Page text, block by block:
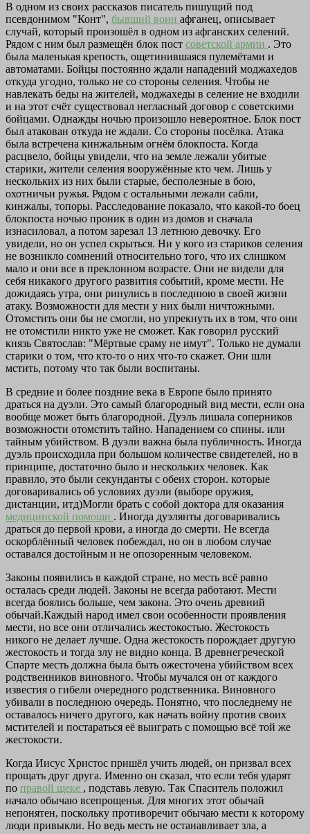
В одном из своих рассказов писатель пишущий под
псевдонимом "Конт", бывший воин афганец, описывает
случай, который произошёл в одном из афганских селений.
Рядом с ним был размещён блок пост советской армии . Это
была маленькая крепость, ощетинившаяся пулемётами и
автоматами. Бойцы постоянно ждали нападений моджахедов
откуда угодно, только не со стороны селения. Чтобы не
навлекать беды на жителей, моджахеды в селение не входили
и на этот счёт существовал негласный договор с советскими
бойцами. Однажды ночью произошло невероятное. Блок пост
был атакован откуда не ждали. Со стороны посёлка. Атака
была встречена кинжальным огнём блокпоста. Когда
расцвело, бойцы увидели, что на земле лежали убитые
старики, жители селения вооружённые кто чем. Лишь у
нескольких из них были старые, бесполезные в бою,
охотничьи ружья. Рядом с остальными лежали сабли,
кинжалы, топоры. Расследование показало, что какой-то боец
блокпоста ночью проник в один из домов и сначала
изнасиловал, а потом зарезал 13 летнюю девочку. Его
увидели, но он успел скрыться. Ни у кого из стариков селения
не возникло сомнений относительно того, что их слишком
мало и они все в преклонном возрасте. Они не видели для
себя никакого другого развития событий, кроме мести. Не
дожидаясь утра, они ринулись в последнюю в своей жизни
атаку. Возможности для мести у них были ничтожными.
Отомстить они бы не смогли, но упрекнуть их в том, что они
не отомстили никто уже не сможет. Как говорил русский
князь Святослав: "Мёртвые сраму не имут". Только не думали
старики о том, что кто-то о них что-то скажет. Они шли
мстить, потому что так были воспитаны.
В средние и более поздние века в Европе было принято
драться на дуэли. Это самый благородный вид мести, если она
вообще может быть благородной. Дуэль лишала соперников
возможности отомстить тайно. Нападением со спины. или
тайным убийством. В дуэли важна была публичность. Иногда
дуэль происходила при большом количестве свидетелей, но в
принципе, достаточно было и нескольких человек. Как
правило, это были секунданты с обеих сторон. которые
договаривались об условиях дуэли (выборе оружия,
дистанции, итд)Могли брать с собой доктора для оказания
медицинской помощи . Иногда дуэлянты договаривались
драться до первой крови, а иногда до смерти. Не всегда
оскорблённый человек побеждал, но он в любом случае
оставался достойным и не опозоренным человеком.
Законы появились в каждой стране, но месть всё равно
осталась среди людей. Законы не всегда работают. Мести
всегда боялись больше, чем закона. Это очень древний
обычай.Каждый народ имел свои особенности проявления
мести, но все они отличались жестокостью. Жестокость
никого не делает лучше. Одна жестокость порождает другую
жестокость и тогда злу не видно конца. В древнегреческой
Спарте месть должна была быть ожесточена убийством всех
родственников виновного. Чтобы мучался он от каждого
известия о гибели очередного родственника. Виновного
убивали в последнюю очередь. Понятно, что последнему не
оставалось ничего другого, как начать войну против своих
мстителей и постараться её выиграть с помощью всё той же
жестокости.
Когда Иисус Христос пришёл учить людей, он призвал всех
прощать друг друга. Именно он сказал, что если тебя ударят
по правой щеке , подставь левую. Так Спаситель положил
начало обычаю всепрощенья. Для многих этот обычай
непонятен, поскольку противоречит обычаю мести к которому
люди привыкли. Но ведь месть не останавливает зла, а